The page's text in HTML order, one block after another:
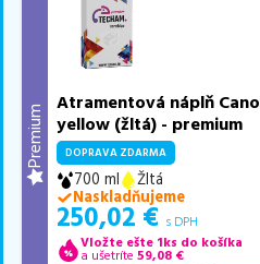
Premium
Atramentová náplň
yellow (žltá) - premium
DOPRAVA ZDARMA
700 ml
Žltá
Naskladňujeme
250,02 € s DPH
Vložte ešte 1ks do košíka
a ušetríte 59,08 €